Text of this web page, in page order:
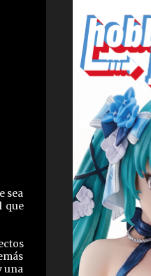
sea
que
una